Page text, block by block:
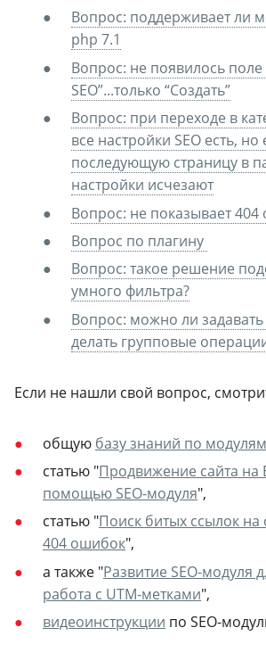
Вопрос: поддерживает ли
php 7.1
Вопрос: не появилось
SEO”...только “Создать”
Вопрос: при переходе в
все настройки SEO есть,
последующую страницу в
настройки исчезают
Вопрос: не показывает
Вопрос по плагину
Вопрос: такое решение
умного фильтра?
Вопрос: можно ли
делать групповые
Если не нашли свой вопрос,
общую базу знаний по
статью "Продвижение сайта на
помощью SEO-модуля",
статью "Поиск битых ссылок на
404 ошибок",
а также "Развитие SEO-модуля
работа с UTM-метками",
видеоинструкции по SEO-